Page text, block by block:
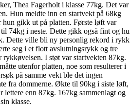
Thea Fagerholt i klasse 77kg. Det var
Hun meldte inn en startvekt på 68kg
gikk ut på platten. Første løft var
74kg i neste. Dette gikk også fint og
Dette ville bli ny personlig rekord i
seg i et flott avslutningsrykk og tre
rykkøvelsen. I støt var startvekten 87kg.
utenfor platten, noe som resulterer i
på samme vekt ble det ingen
fra dommerne. Økte til 90kg i siste løft,
lettere enn 87kg. 167kg sammenlagt og
klasse.